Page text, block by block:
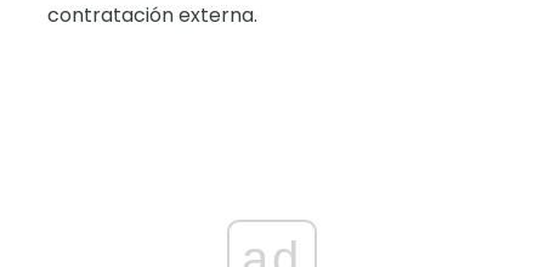
contratación externa.